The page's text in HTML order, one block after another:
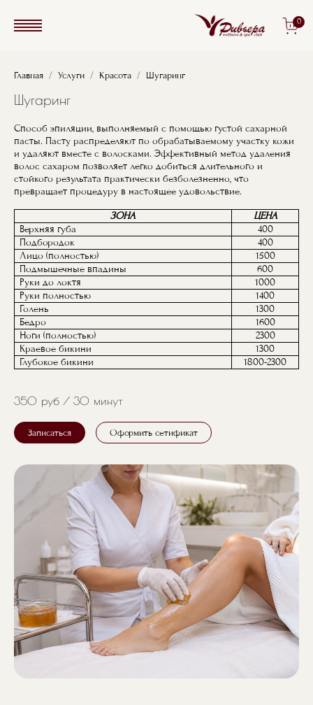
0
Строка навигации
Главная Услуги Красота Шугаринг
Шугаринг
Способ эпиляции, выполняемый с помощью густой сахарной
пасты. Пасту распределяют по обрабатываемому участку кожи
и удаляют вместе с волосками. Эффективный метод удаления
волос сахаром позволяет легко добиться длительного и
стойкого результата практически безболезненно, что
превращает процедуру в настоящее удовольствие.
ЗОНА
ЦЕНА
Верхняя губа
400
Подбородок
400
Лицо (полностью)
1500
Подмышечные впадины
600
Руки до локтя
1000
Руки полностью
1400
Голень
1300
Бедро
1600
Ноги (полностью)
2300
Краевое бикини
1300
Глубокое бикини
1800-2300
350 руб 30 минут
Записаться Оформить сетификат